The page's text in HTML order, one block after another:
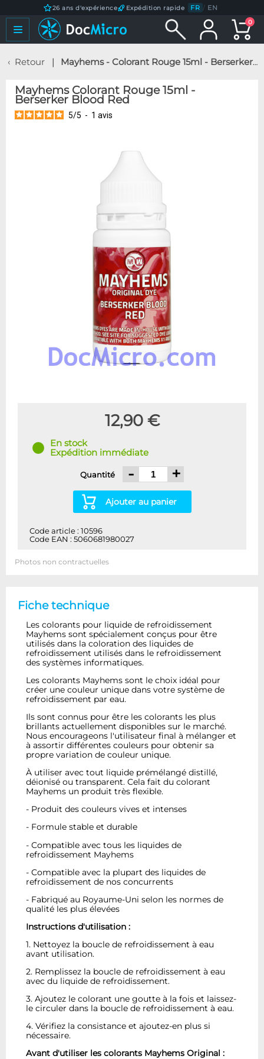
26 ans d'expérience Expédition rapide FR / EN
0
Retour Mayhems - Colorant Rouge 15ml - Berserker Blood Red
Mayhems Colorant Rouge 15ml -
Berserker Blood Red
5/5 - 1 avis
12,90 €
En stock
Expédition immédiate
Quantité - +
Ajouter au panier
Code article : 10596
Code EAN : 5060681980027
Photos non contractuelles
Fiche technique
Les colorants pour liquide de refroidissement
Mayhems sont spécialement conçus pour être
utilisés dans la coloration des liquides de
refroidissement utilisés dans le refroidissement
des systèmes informatiques.
Les colorants Mayhems sont le choix idéal pour
créer une couleur unique dans votre système de
refroidissement par eau.
Ils sont connus pour être les colorants les plus
brillants actuellement disponibles sur le marché.
Nous encourageons l'utilisateur final à mélanger et
à assortir différentes couleurs pour obtenir sa
propre variation de couleur unique.
À utiliser avec tout liquide prémélangé distillé,
déionisé ou transparent. Cela fait du colorant
Mayhems un produit très flexible.
- Produit des couleurs vives et intenses
- Formule stable et durable
- Compatible avec tous les liquides de
refroidissement Mayhems
- Compatible avec la plupart des liquides de
refroidissement de nos concurrents
- Fabriqué au Royaume-Uni selon les normes de
qualité les plus élevées
Instructions d'utilisation :
1. Nettoyez la boucle de refroidissement à eau
avant utilisation.
2. Remplissez la boucle de refroidissement à eau
avec du liquide de refroidissement.
3. Ajoutez le colorant une goutte à la fois et laissez-
le circuler dans la boucle de refroidissement à eau.
4. Vérifiez la consistance et ajoutez-en plus si
nécessaire.
Avant d'utiliser les colorants Mayhems Original :